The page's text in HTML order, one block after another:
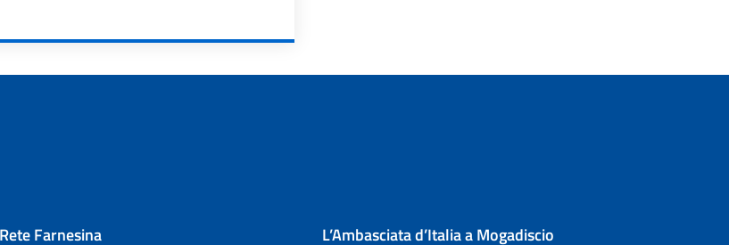
Farnesina L’Ambasciata d’Italia a Mogadiscio